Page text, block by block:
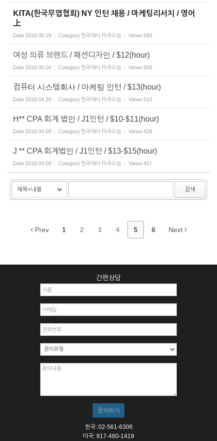
KITA(한국무엽협회) NY 인턴 채용 / 마케팅리서치 / 영어
上
Date2018.05.18 Category 한국에서 미국으로 Views 583
여성 의류 브랜드 / 패션디자인 / $12(hour)
Date2018.05.04 Category 한국에서 미국으로 Views 509
컴퓨터 시스템회사 / 마케팅 인턴 / $13(hour)
Date2018.04.20 Category 한국에서 미국으로 Views 510
H** CPA 회계 법인 / J1인턴 / $10-$11(hour)
Date2018.04.09 Category 한국에서 미국으로 Views 428
J ** CPA 회계법인 / J1인턴 / $13-$15(hour)
Date2018.04.09 Category 한국에서 미국으로 Views 457
검색
Prev 1 2 3 4 5 6 Next
간편상담
한국: 02-561-6306
미국: 917-460-1419